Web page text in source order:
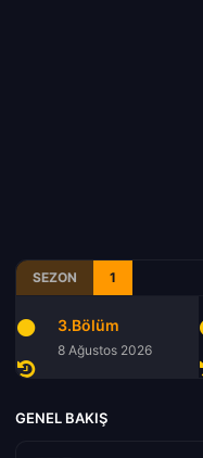
SEZON 1
3.Bölüm
8 Ağustos 2026
GENEL BAKIŞ